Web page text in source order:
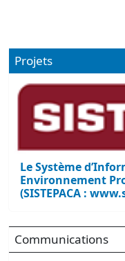
Projets
Le Système
Environnement
(SISTEPACA :
Communications